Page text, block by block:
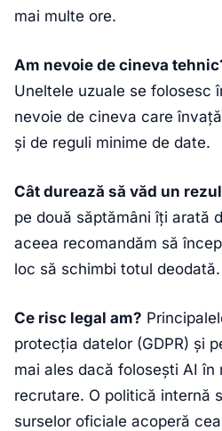
mai multe ore.
Am nevoie de cineva
Uneltele uzuale se folosesc
nevoie de cineva care
și de reguli minime de date.
Cât durează să văd un
pe două săptămâni îți arată
aceea recomandăm să
loc să schimbi totul deodată.
Ce risc legal am?
protecția datelor (GDPR) și
mai ales dacă folosești AI
recrutare. O politică internă
surselor oficiale acoperă